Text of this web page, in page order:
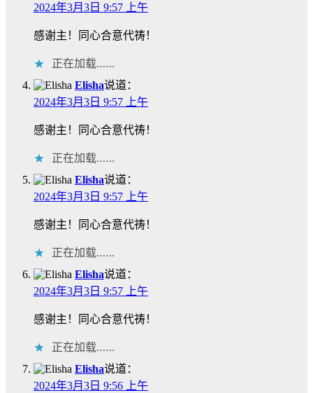
2024年3月3日 9:57 上午
感谢主！同心合意代祷！
正在加载……
Elisha说道：
2024年3月3日 9:57 上午
感谢主！同心合意代祷！
正在加载……
Elisha说道：
2024年3月3日 9:57 上午
感谢主！同心合意代祷！
正在加载……
Elisha说道：
2024年3月3日 9:57 上午
感谢主！同心合意代祷！
正在加载……
Elisha说道：
2024年3月3日 9:56 上午